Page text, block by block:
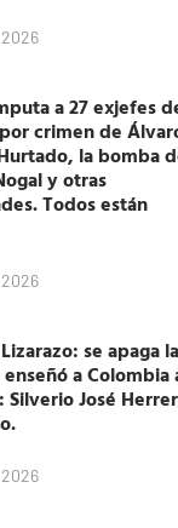
a 27 exjefes
crimen de
la bomba
y otras
Todos están
se apaga la
a Colombia
Silverio José